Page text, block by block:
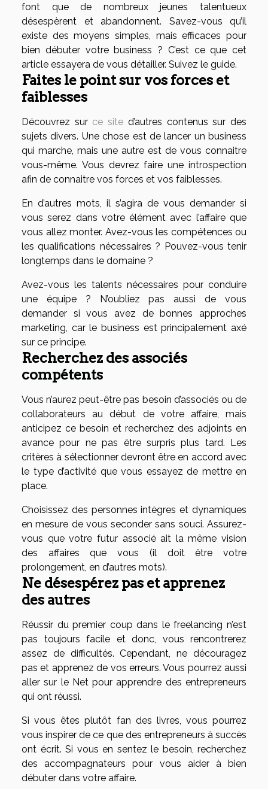
font que de nombreux jeunes talentueux
désespèrent et abandonnent. Savez-vous qu’il
existe des moyens simples, mais efficaces pour
bien débuter votre business ? C’est ce que cet
article essayera de vous détailler. Suivez le guide.
Faites le point sur vos forces et
faiblesses
Découvrez sur ce site d’autres contenus sur des
sujets divers. Une chose est de lancer un business
qui marche, mais une autre est de vous connaitre
vous-même. Vous devrez faire une introspection
afin de connaitre vos forces et vos faiblesses.
En d’autres mots, il s’agira de vous demander si
vous serez dans votre élément avec l’affaire que
vous allez monter. Avez-vous les compétences ou
les qualifications nécessaires ? Pouvez-vous tenir
longtemps dans le domaine ?
Avez-vous les talents nécessaires pour conduire
une équipe ? N’oubliez pas aussi de vous
demander si vous avez de bonnes approches
marketing, car le business est principalement axé
sur ce principe.
Recherchez des associés
compétents
Vous n’aurez peut-être pas besoin d’associés ou de
collaborateurs au début de votre affaire, mais
anticipez ce besoin et recherchez des adjoints en
avance pour ne pas être surpris plus tard. Les
critères à sélectionner devront être en accord avec
le type d’activité que vous essayez de mettre en
place.
Choisissez des personnes intègres et dynamiques
en mesure de vous seconder sans souci. Assurez-
vous que votre futur associé ait la même vision
des affaires que vous (il doit être votre
prolongement, en d’autres mots).
Ne désespérez pas et apprenez
des autres
Réussir du premier coup dans le freelancing n’est
pas toujours facile et donc, vous rencontrerez
assez de difficultés. Cependant, ne découragez
pas et apprenez de vos erreurs. Vous pourrez aussi
aller sur le Net pour apprendre des entrepreneurs
qui ont réussi.
Si vous êtes plutôt fan des livres, vous pourrez
vous inspirer de ce que des entrepreneurs à succès
ont écrit. Si vous en sentez le besoin, recherchez
des accompagnateurs pour vous aider à bien
débuter dans votre affaire.